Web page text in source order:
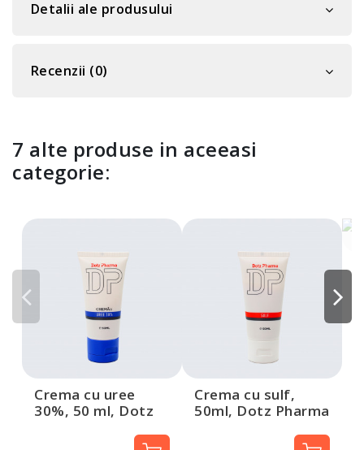
Detalii ale produsului
Recenzii (0)
7 alte produse in aceeasi
categorie:
Crema cu uree
30%, 50 ml, Dotz
Crema cu sulf,
50ml, Dotz Pharma